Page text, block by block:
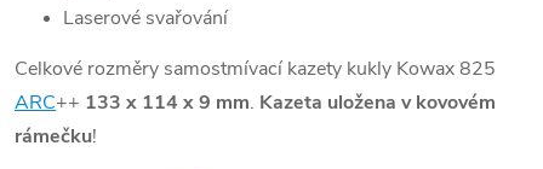
Laserové svařování
Celkové rozměry samostmívací kazety kukly Kowax 825
ARC++ 133 x 114 x 9 mm. Kazeta uložena v kovovém
rámečku!